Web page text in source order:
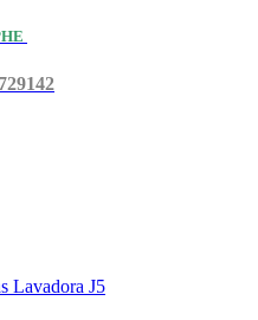
Lavadora J5